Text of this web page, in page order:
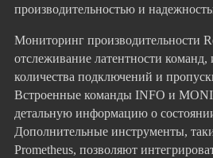
производительностью и
Мониторинг производительности
отслеживание латентности команд,
количества подключений и
Встроенные команды INFO и
детальную информацию о
Дополнительные инструменты,
Prometheus, позволяют